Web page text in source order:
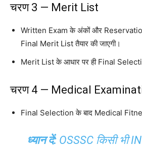
चरण 3 — Merit List
Written Exam के अंकों और
Final Merit List तैयार की जाएगी।
Merit List के आधार पर ही Final
चरण 4 — Medical
Final Selection के बाद Medical
ध्यान दें: OSSSC किसी भी